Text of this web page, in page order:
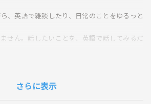
、英語で雑談したり、日常のことをゆるっと
せん。話したいことを、英語で話してみるだ
大丈夫！さらに表示